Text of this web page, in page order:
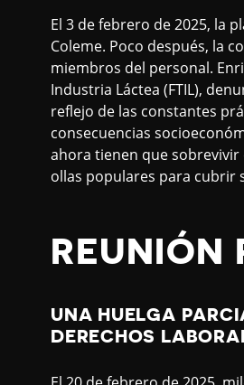
El 3 de febrero de 2025, la
Coleme. Poco después, la
miembros del personal.
Industria Láctea (FTIL),
reflejo de las constantes
consecuencias
ahora tienen que sobrevivir
ollas populares para cubrir
REUNIÓN
UNA HUELGA
DERECHOS